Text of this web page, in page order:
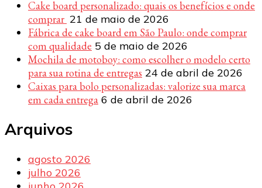
Cake board personalizado: quais os benefícios e onde
comprar 21 de maio de 2026
Fábrica de cake board em São Paulo: onde comprar
com qualidade 5 de maio de 2026
Mochila de motoboy: como escolher o modelo certo
para sua rotina de entregas 24 de abril de 2026
Caixas para bolo personalizadas: valorize sua marca
em cada entrega 6 de abril de 2026
Arquivos
agosto 2026
julho 2026